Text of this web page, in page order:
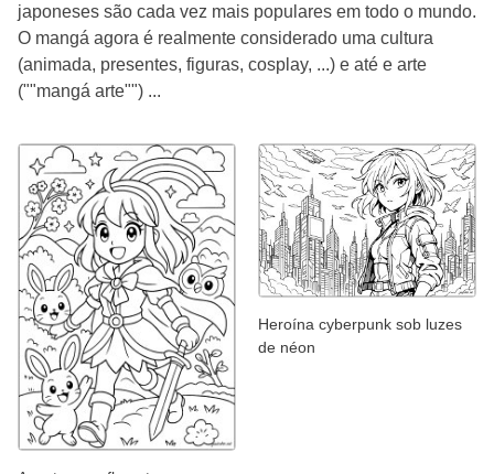
japoneses são cada vez mais populares em todo o mundo.
O mangá agora é realmente considerado uma cultura
(animada, presentes, figuras, cosplay, ...) e até e arte
(""mangá arte"") ...
Heroína cyberpunk sob luzes
de néon